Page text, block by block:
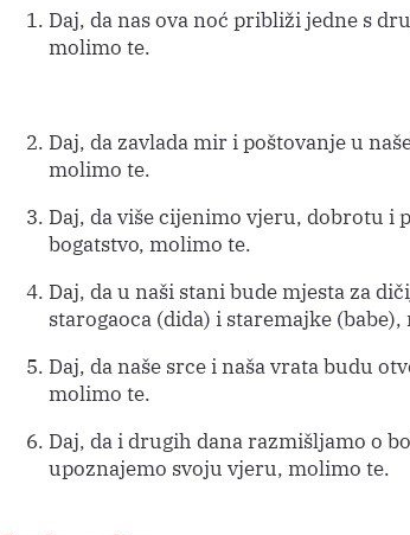
Daj, da nas ova noć približi jedne s
molimo te.
Daj, da zavlada mir i poštovanje u
molimo te.
Daj, da više cijenimo vjeru, dobrotu i
bogatstvo, molimo te.
Daj, da u naši stani bude mjesta za
starogaoca (dida) i staremajke
Daj, da naše srce i naša vrata budu
molimo te.
Daj, da i drugih dana razmišljamo o
upoznajemo svoju vjeru, molimo te.